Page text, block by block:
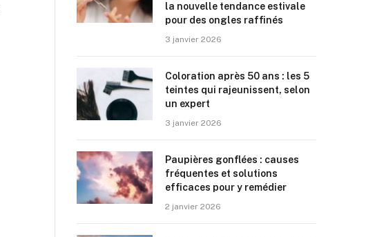
la nouvelle tendance estivale
pour des ongles raffinés
3 janvier 2026
Coloration après 50 ans : les 5
teintes qui rajeunissent, selon
un expert
3 janvier 2026
Paupières gonflées : causes
fréquentes et solutions
efficaces pour y remédier
2 janvier 2026